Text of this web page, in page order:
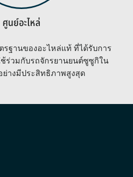
ศูนย์อะไหล่
ฐานของอะไหล่แท้ ที่ได้รับการ
ร่วมกับรถจักรยานยนต์ซูซูกิใน
ย่างมีประสิทธิภาพสูงสุด